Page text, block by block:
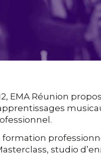
EMA Réunion
studio